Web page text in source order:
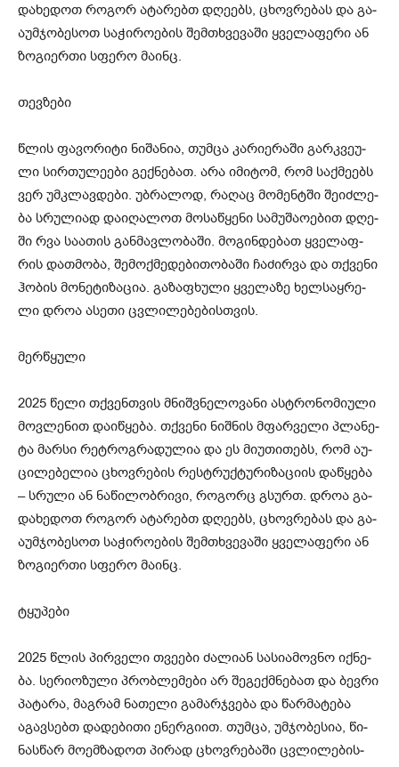
და­ხე­დოთ რო­გორ ატა­რებთ დღე­ებს, ცხოვ­რე­ბას და გა­
ა­უმ­ჯო­ბე­სოთ სა­ჭი­რო­ე­ბის შემ­თხვე­ვა­ში ყვე­ლა­ფე­რი ან
ზო­გი­ერ­თი სფე­რო მა­ინც.
თევზები
წლის ფავორიტი ნიშანია, თუმცა კა­რი­ე­რა­ში გარ­კვე­უ­
ლი სირ­თუ­ლე­ე­ბი გექ­ნე­ბათ. არა იმი­ტომ, რომ საქ­მე­ებს
ვერ უმკლავ­დე­ბი. უბ­რა­ლოდ, რა­ღაც მო­მენ­ტში შე­იძ­ლე­
ბა სრუ­ლი­ად და­ი­ღა­ლოთ მო­სა­წყე­ნი სა­მუ­შა­ო­ე­ბით დღე­
ში რვა სა­ა­თის გან­მავ­ლო­ბა­ში. მო­გინ­დე­ბათ ყვე­ლაფ­
რის დათ­მო­ბა, შე­მოქ­მე­დე­ბი­თო­ბა­ში ჩა­ძირ­ვა და თქვე­ნი
ჰო­ბის მო­ნე­ტი­ზა­ცია. გა­ზა­ფხუ­ლი ყვე­ლა­ზე ხელ­საყ­რე­
ლი დროა ასე­თი ცვლი­ლე­ბე­ბის­თვის.
მერწყული
2025 წელი თქვენ­თვის მნიშ­ვნე­ლო­ვა­ნი ას­ტრო­ნო­მი­უ­ლი
მოვ­ლე­ნით და­ი­წყე­ბა. თქვე­ნი ნიშ­ნის მფარ­ვე­ლი პლა­ნე­
ტა მარ­სი რეტ­როგ­რა­დუ­ლია და ეს მი­უ­თი­თებს, რომ აუ­
ცი­ლე­ბე­ლია ცხოვ­რე­ბის რესტრუქ­ტუ­რი­ზა­ცი­ის და­წყე­ბა
– სრუ­ლი ან ნა­წი­ლობ­რი­ვი, რო­გორც გსურთ. დროა გა­
და­ხე­დოთ რო­გორ ატა­რებთ დღე­ებს, ცხოვ­რე­ბას და გა­
ა­უმ­ჯო­ბე­სოთ სა­ჭი­რო­ე­ბის შემ­თხვე­ვა­ში ყვე­ლა­ფე­რი ან
ზო­გი­ერ­თი სფე­რო მა­ინც.
ტყუპები
2025 წლის პირ­ვე­ლი თვე­ე­ბი ძა­ლი­ან სა­სი­ა­მოვ­ნო იქ­ნე­
ბა. სე­რი­ო­ზუ­ლი პრობ­ლე­მე­ბი არ შე­გექ­მნე­ბათ და ბევ­რი
პა­ტა­რა, მაგ­რამ ნა­თე­ლი გა­მარ­ჯვე­ბა და წარ­მა­ტე­ბა
აგავ­სებთ და­დე­ბი­თი ენერ­გი­ით. თუმ­ცა, უმ­ჯო­ბე­სია, წი­
ნას­წარ მო­ემ­ზა­დოთ პი­რად ცხოვ­რე­ბა­ში ცვლი­ლე­ბის­